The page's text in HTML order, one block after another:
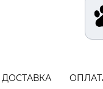
ДОСТАВКА